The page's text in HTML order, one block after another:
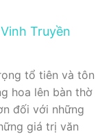
Truyền
tổ tiên và tôn
hoa lên bàn thờ
đối với những
giá trị văn